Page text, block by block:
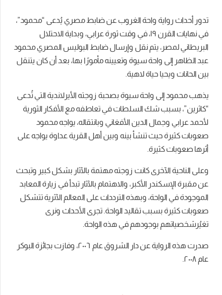
تدور أحداث رواية واحة الغروب عن ضابط مصري يُدعى “محمود”،
في نهايات القرن ١٩، في وقت ثورة عرابي، وبداية الاحتلال
البريطاني لمصر، يتم نقل وإرسال ضابط البوليس المصري محمود
عبد الظاهر إلى واحة سيوة وتعيينه مأمورًا بها، بعد أن كان يتنقل
بين الحانات ويحيا حياة لاهية.
يذهب محمود إلى واحة سيوة بصحبة زوجته الأيرلاندية التي تُدعى
“كاثرين”، بسبب شك السلطات في تعاطفه مع الأفكار الثورية
لأحمد عرابي وجمال الدين الأفغاني وبانتقاله، يواجه محمود
صعوبات كثيرة حيث تنشأ بينه وبين أهل القرية عداوة يواجه على
أثرها صعوبات كثيرة.
وعلى الناحية الآخرى كانت زوجته مهتمة بالآثار بشكل كبير وتبحث
عن مقبرة الإسكندر الأكبر، والاهتمام بالآثار تبدأ في زيارة المعابد
الموجودة في الواحة، وبهذه الترددات على المعالم الآثرية تتشكل
صعوبات كثيرة بسبب تقاليد الواحة. تجرى الأحداث ونرى
تغيُرشخصياتهم بوجودهم في هذه الواحة.
صدرت هذه الرواية عن دار الشروق عام ٢٠٠٦، وفازت بجائزة البوكر
عام ٢٠٠٨.